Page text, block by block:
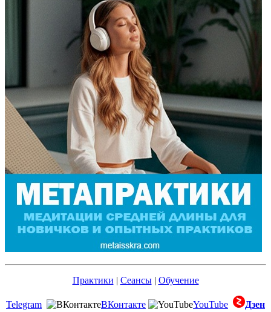
Практики | Сеансы| Обучение
Telegram ВКонтакте YouTube
Дзен